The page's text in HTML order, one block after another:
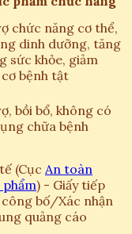
chức năng cơ thể,
dinh dưỡng, tăng
sức khỏe, giảm
bệnh tật
bồi bổ, không có
chữa bệnh
(Cục An toàn
) - Giấy tiếp
công bố/Xác nhận
quảng cáo